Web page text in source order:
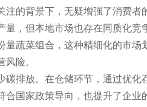
的背景下，无疑增强了消费者
，但本地市场也存在同质化
蔬菜组合，这种精细化的市
险。
排放。在仓储环节，通过优
国家政策导向，也提升了企